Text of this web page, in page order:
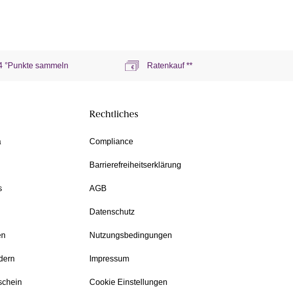
°Punkte sammeln Ratenkauf **
Rechtliches
Compliance
Barrierefreiheitserklärung
AGB
Datenschutz
Nutzungsbedingungen
Impressum
Cookie Einstellungen